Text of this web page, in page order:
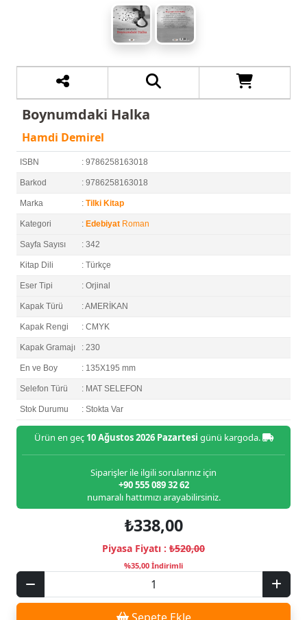
Boynumdaki Halka
Hamdi Demirel
ISBN : 9786258163018
Barkod : 9786258163018
Marka : Tilki Kitap
Kategori : Edebiyat Roman
Sayfa Sayısı : 342
Kitap Dili : Türkçe
Eser Tipi : Orjinal
Kapak Türü : AMERİKAN
Kapak Rengi : CMYK
Kapak Gramajı : 230
En ve Boy : 135X195 mm
Selefon Türü : MAT SELEFON
Stok Durumu : Stokta Var
Ürün en geç 10 Ağustos 2026 Pazartesi günü kargoda.
Siparişler ile ilgili sorularınız için
+90 555 089 32 62
numaralı hattımızı arayabilirsiniz.
₺338,00
Piyasa Fiyatı : ₺520,00
%35,00 İndirimli